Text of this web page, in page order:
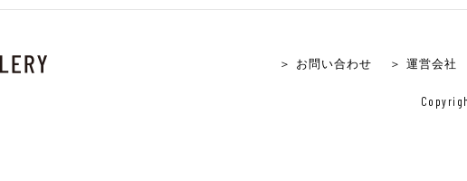
＞ お問い合わせ ＞ 運営会社